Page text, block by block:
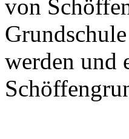
von
werden und